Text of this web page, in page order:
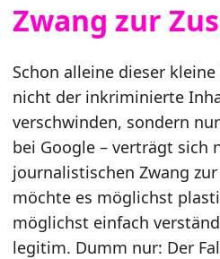
Zwang zur
Schon alleine dieser
nicht der inkriminierte
verschwinden, sondern
bei Google – verträgt sich
journalistischen Zwang
möchte es möglichst
möglichst einfach
legitim. Dumm nur: Der